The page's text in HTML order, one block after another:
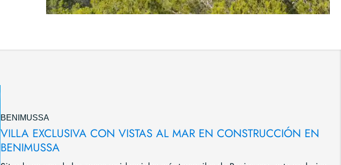
BENIMUSSA
VILLA EXCLUSIVA CON VISTAS AL MAR EN CONSTRUCCIÓN EN
BENIMUSSA